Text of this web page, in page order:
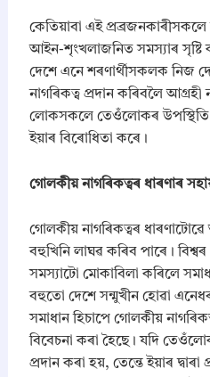
​কেতিয়াবা এই
আইন-শৃংখলাজনিত সমস্যাৰ সৃষ্টি
দেশে এনে শৰণাৰ্থীসকলক নিজ
নাগৰিকত্ব প্ৰদান কৰিবলৈ আগ্ৰহী
লোকসকলে তেওঁলোকৰ উপস্থিতি
ইয়াৰ বিৰোধিতা কৰে।
​গোলকীয় নাগৰিকত্বৰ ধাৰণাৰ
গোলকীয় নাগৰিকত্বৰ ধাৰণাটোৱে
বহুখিনি লাঘৱ কৰিব পাৰে।
সমস্যাটো মোকাবিলা কৰিলে
বহুতো দেশে সন্মুখীন হোৱা
সমাধান হিচাপে গোলকীয়
বিবেচনা কৰা হৈছে। যদি
প্ৰদান কৰা হয়, তেন্তে ইয়াৰ